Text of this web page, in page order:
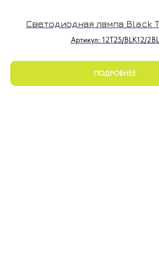
Светодиодная лампа Black
Артикул: 12T25/BLK12/2BL
ПОДРОБНЕЕ